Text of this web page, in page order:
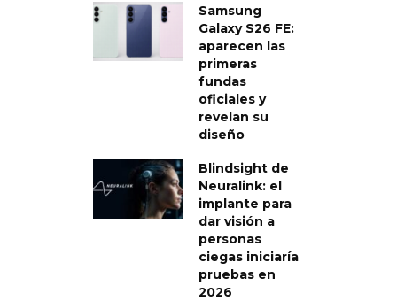
Samsung
Galaxy S26 FE:
aparecen las
primeras
fundas
oficiales y
revelan su
diseño
Blindsight de
Neuralink: el
implante para
dar visión a
personas
ciegas iniciaría
pruebas en
2026